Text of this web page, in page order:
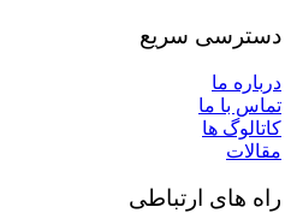
دسترسی سریع
درباره ما
تماس با ما
کاتالوگ ها
مقالات
راه های ارتباطی